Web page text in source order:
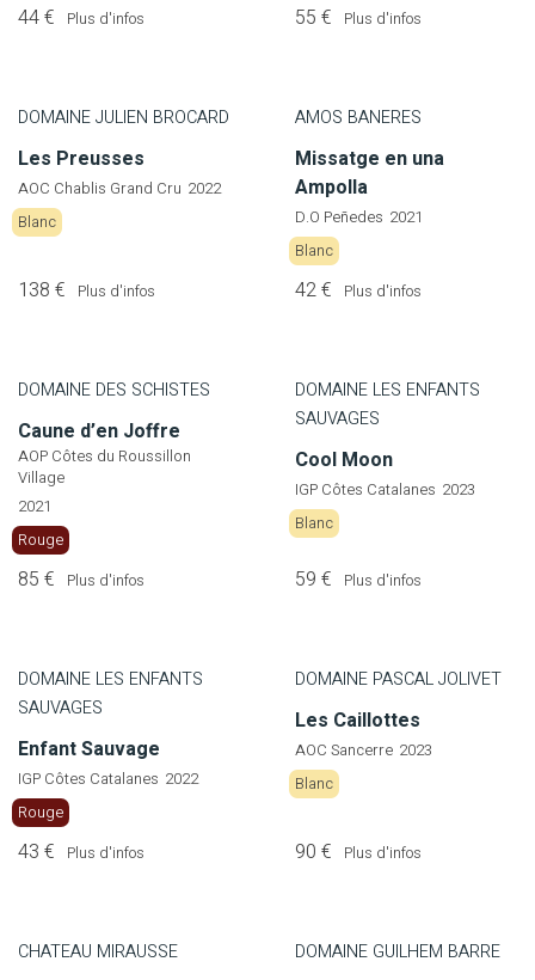
44 € Plus d'infos 55 € Plus d'infos
DOMAINE JULIEN BROCARD
Les Preusses
AOC Chablis Grand Cru 2022
Blanc
138 € Plus d'infos
AMOS BANERES
Missatge en una
Ampolla
D.O Peñedes 2021
Blanc
42 € Plus d'infos
DOMAINE DES SCHISTES
Caune d’en Joffre
AOP Côtes du Roussillon
Village
2021
Rouge
85 € Plus d'infos
DOMAINE LES ENFANTS
SAUVAGES
Cool Moon
IGP Côtes Catalanes 2023
Blanc
59 € Plus d'infos
DOMAINE LES ENFANTS
SAUVAGES
Enfant Sauvage
IGP Côtes Catalanes 2022
Rouge
43 € Plus d'infos
DOMAINE PASCAL JOLIVET
Les Caillottes
AOC Sancerre 2023
Blanc
90 € Plus d'infos
CHATEAU MIRAUSSE DOMAINE GUILHEM BARRE